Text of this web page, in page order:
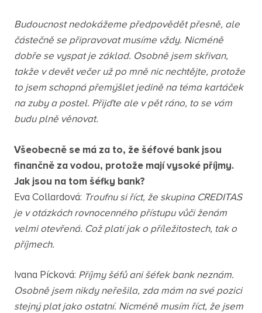
Budoucnost nedokážeme předpovědět přesně, ale
částečně se připravovat musíme vždy. Nicméně
dobře se vyspat je základ. Osobně jsem skřivan,
takže v devět večer už po mně nic nechtějte, protože
to jsem schopná přemýšlet jedině na téma kartáček
na zuby a postel. Přijďte ale v pět ráno, to se vám
budu plně věnovat.
Všeobecně se má za to, že šéfové bank jsou
finančně za vodou, protože mají vysoké příjmy.
Jak jsou na tom šéfky bank?
Eva Collardová: Troufnu si říct, že skupina CREDITAS
je v otázkách rovnocenného přístupu vůči ženám
velmi otevřená. Což platí jak o příležitostech, tak o
příjmech.
Ivana Pícková: Příjmy šéfů ani šéfek bank neznám.
Osobně jsem nikdy neřešila, zda mám na své pozici
stejný plat jako ostatní. Nicméně musím říct, že jsem